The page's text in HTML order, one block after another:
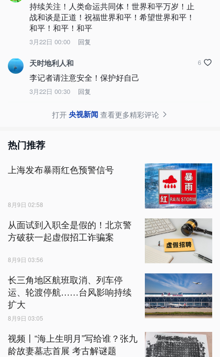
持续关注！人类命运共同体！世界和平万岁！止
战和谈是正道！祝福世界和平！希望世界和平！
和平！和平！和平
3月22日 00:00 回复
天时地利人和
李记者请注意安全！保护好自己
3月22日 00:30 回复
6
打开央视新闻查看更多精彩评论
热门推荐
上海发布暴雨红色预警信号
8月9日 02:58
从面试到入职全是假的！北京警
方破获一起虚假招工诈骗案
8月9日 03:56
长三角地区航班取消、列车停
运、轮渡停航……台风影响持续
扩大
8月9日 03:05
视频丨“海上生明月”写给谁？张九
龄故妻墓志首展 考古解谜题